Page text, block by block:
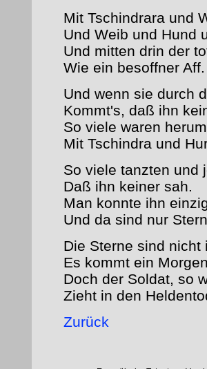
Mit Tschindrara und
Und Weib und Hund
Und mitten drin der
Wie ein besoffner Aff.
Und wenn sie durch
Kommt's, daß ihn
So viele waren
Mit Tschindra und
So viele tanzten und
Daß ihn keiner sah.
Man konnte ihn
Und da sind nur
Die Sterne sind nicht
Es kommt ein
Doch der Soldat, so
Zieht in den
Zurück